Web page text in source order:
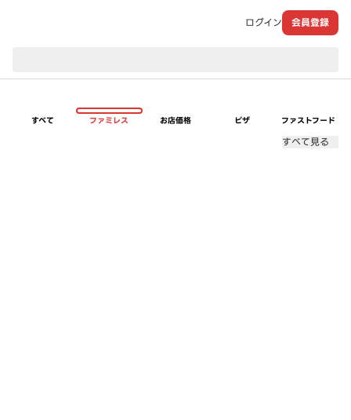
ログイン 会員登録
すべて ファミレス お店価格 ピザ ファストフード
すべて見る